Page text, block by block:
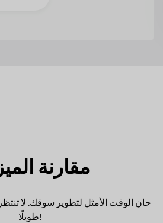
مقارنة
حان الوقت الأمثل لتطوير سوقك. لا
طويلًا!